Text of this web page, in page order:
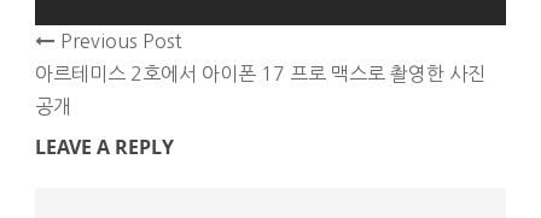
Previous Post
아르테미스 2호에서 아이폰 17 프로 맥스로 촬영한 사진
공개
LEAVE A REPLY